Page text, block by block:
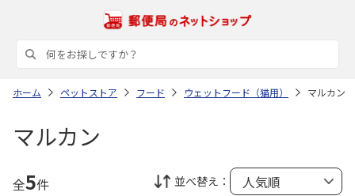
ホーム ペットストア フード ウェットフード（猫用） マルカン
マルカン
全5件 並べ替え：